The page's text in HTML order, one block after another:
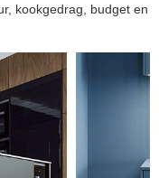
kookgedrag, budget en